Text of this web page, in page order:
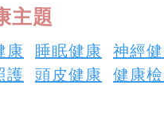
主題
康 睡眠健康
神經
護 頭皮健康 健康